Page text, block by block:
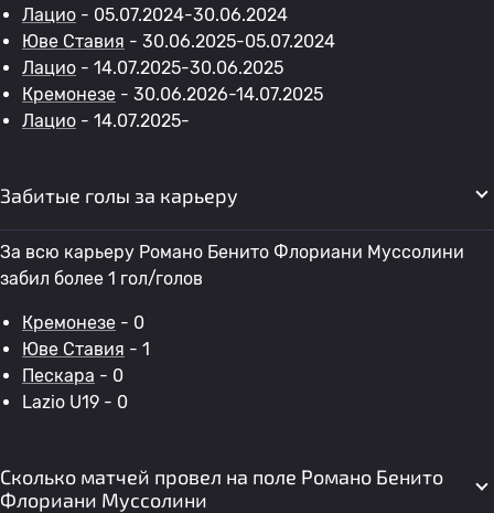
Лацио - 05.07.2024-30.06.2024
Юве Ставия - 30.06.2025-05.07.2024
Лацио - 14.07.2025-30.06.2025
Кремонезе - 30.06.2026-14.07.2025
Лацио - 14.07.2025-
Забитые голы за карьеру
За всю карьеру Романо Бенито Флориани Муссолини
забил более 1 гол/голов
Кремонезе - 0
Юве Ставия - 1
Пескара - 0
Lazio U19 - 0
Сколько матчей провел на поле Романо Бенито
Флориани Муссолини